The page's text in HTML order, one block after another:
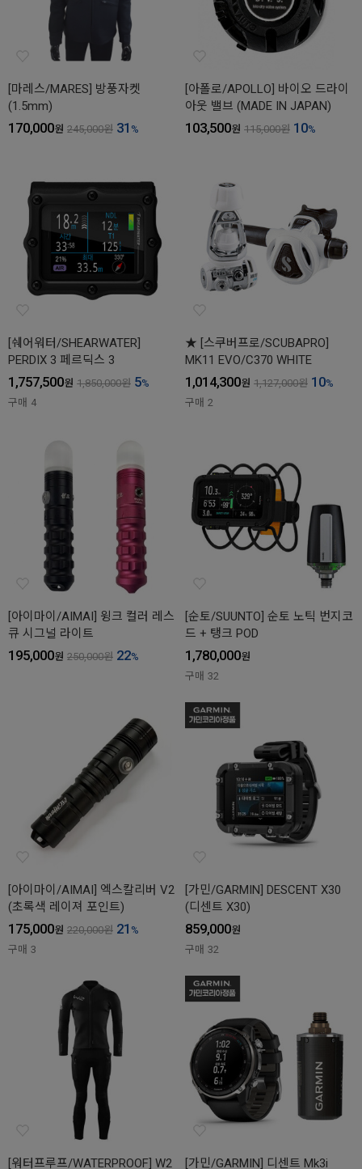
[마레스/MARES] 방풍자켓
(1.5mm)
170,000원 245,000원 31 %
[아폴로/APOLLO] 바이오 드라이
아웃 밸브 (MADE IN JAPAN)
103,500원 115,000원 10%
[쉐어워터/SHEARWATER]
PERDIX 3 페르딕스 3
1,757,500원 1,850,000원 5%
구매 4
★ [스쿠버프로/SCUBAPRO]
MK11 EVO/C370 WHITE
1,014,300원 1,127,000원 10%
구매 2
[아이마이/AIMAI] 윙크 컬러 레스
큐 시그널 라이트
195,000원 250,000원 22%
[순토/SUUNTO] 순토 노틱 번지코
드 + 탱크 POD
1,780,000원
구매 32
[아이마이/AIMAI] 엑스칼리버 V2
(초록색 레이져 포인트)
175,000원 220,000원 21 %
구매 3
[가민/GARMIN] DESCENT X30
(디센트 X30)
859,000원
구매 32
[워터프루프/WATERPROOF] W2 [가민/GARMIN] 디센트 Mk3i